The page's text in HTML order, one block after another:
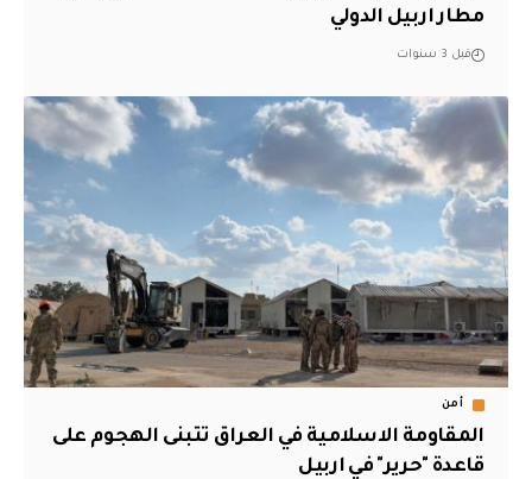
مطار اربيل الدولي
قبل 3 سنوات
أمن
المقاومة الاسلامية في العراق تتبنى الهجوم على
قاعدة "حرير" في اربيل